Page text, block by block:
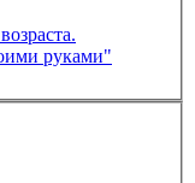
руками"